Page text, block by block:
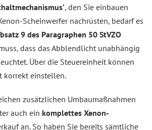
, den Sie einbauen
Scheinwerfer nachrüsten, bedarf es
9 des Paragraphen 50 StVZO
dass das Abblendlicht unabhängig
Über die Steuereinheit können
korrekt einstellen.
zusätzlichen Umbaumaßnahmen
auch ein komplettes Xenon-
an. So haben Sie bereits sämtliche